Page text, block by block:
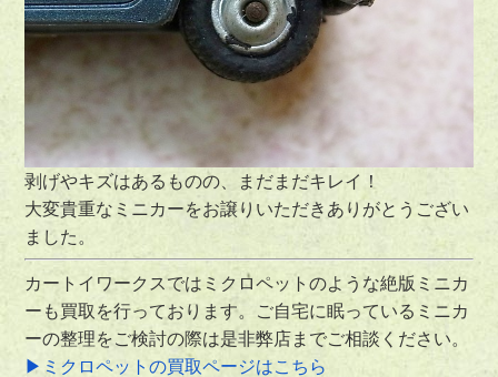
剥げやキズはあるものの、まだまだキレイ！
大変貴重なミニカーをお譲りいただきありがとうござい
ました。
カートイワークスではミクロペットのような絶版ミニカ
ーも買取を行っております。ご自宅に眠っているミニカ
ーの整理をご検討の際は是非弊店までご相談ください。
▶ミクロペットの買取ページはこちら